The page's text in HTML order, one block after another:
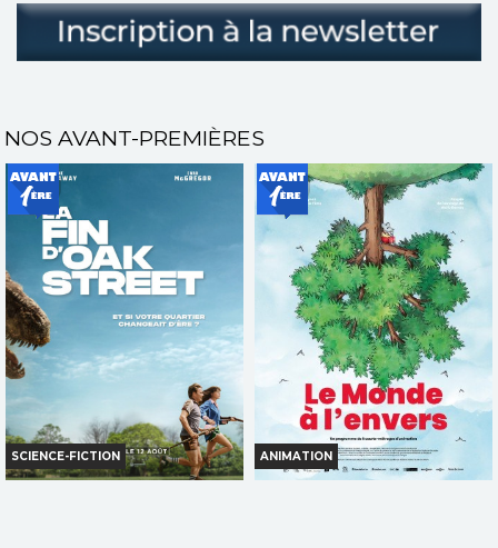
NOS AVANT-PREMIÈRES
SCIENCE-FICTION ANIMATION